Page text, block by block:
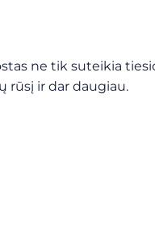
ne tik suteikia
rūsį ir dar daugiau.